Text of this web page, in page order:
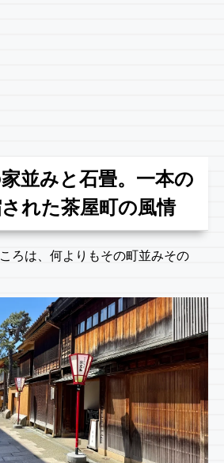
並みと石畳。一本の
れた茶屋町の風情
ろは、何よりもその町並みその